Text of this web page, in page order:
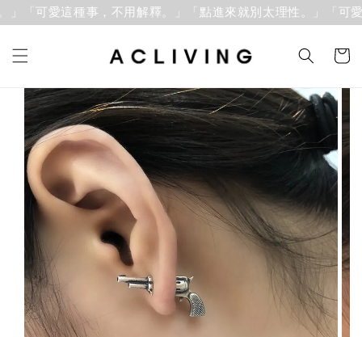
「可愛這種事，不用解釋。」 「點進來就別太理性。」「可